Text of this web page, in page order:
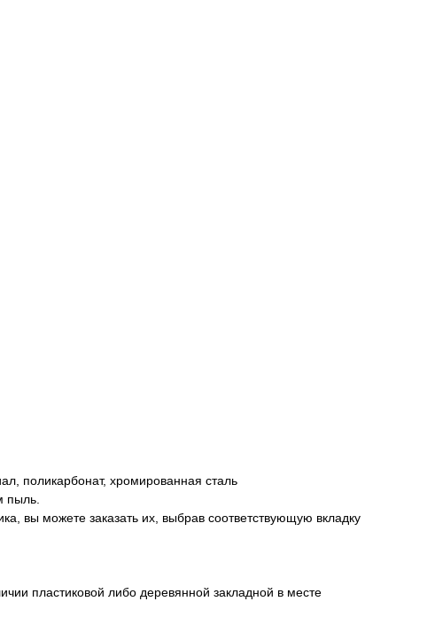
поликарбонат, хромированная сталь
пыль.
вы можете заказать их, выбрав соответствующую вкладку
пластиковой либо деревянной закладной в месте